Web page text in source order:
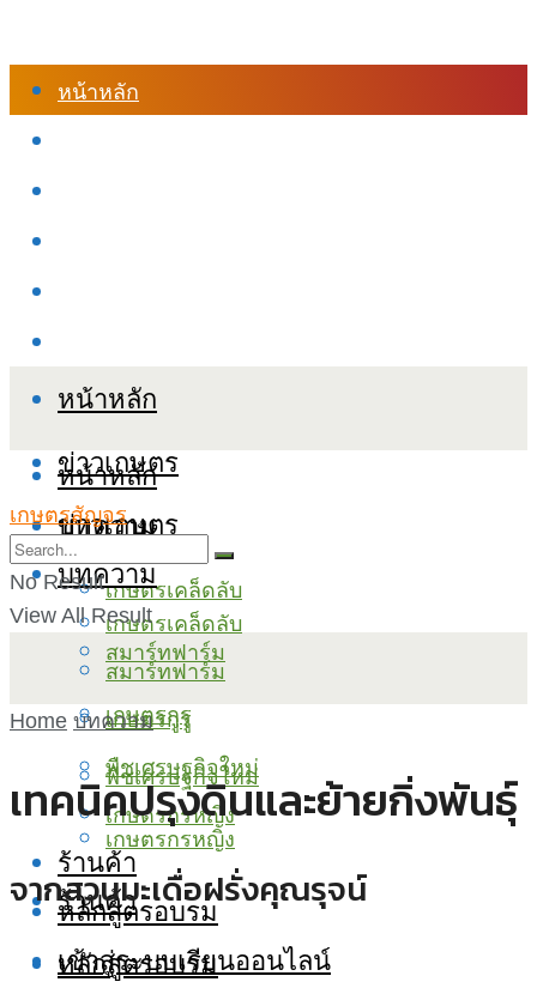
หน้าหลัก
หน้าหลัก
ข่าวเกษตร
บทความ
เกษตรเคล็ดลับ
สมาร์ทฟาร์ม
เกษตรกูรู
พืชเศรษฐกิจใหม่
เกษตรกรหญิง
ร้านค้า
หลักสูตรอบรม
หน้าหลัก
ข่าวเกษตร
บทความ
เกษตรเคล็ดลับ
สมาร์ทฟาร์ม
เกษตรกูรู
พืชเศรษฐกิจใหม่
เกษตรกรหญิง
ร้านค้า
หลักสูตรอบรม
เข้าสู่ระบบเรียนออนไลน์
เกษตรสัญจร
No Result
View All Result
Home บทความ
เทคนิคปรุงดินและย้ายกิ่งพันธุ์
จากสวนมะเดื่อฝรั่งคุณรุจน์